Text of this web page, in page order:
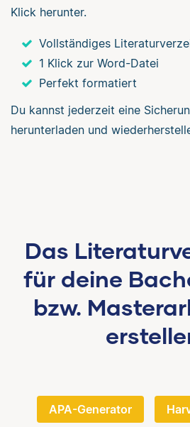
Klick herunter.
Vollständiges
1 Klick zur Word-Datei
Perfekt formatiert
Du kannst jederzeit eine
herunterladen und
Das
für deine
bzw.
APA-Generator